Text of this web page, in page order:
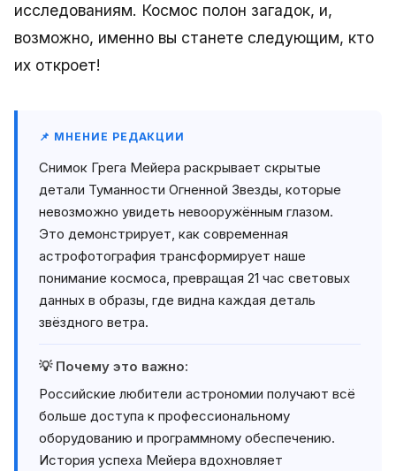
исследованиям. Космос полон загадок, и,
возможно, именно вы станете следующим, кто
их откроет!
📌 МНЕНИЕ РЕДАКЦИИ
Снимок Грега Мейера раскрывает скрытые
детали Туманности Огненной Звезды, которые
невозможно увидеть невооружённым глазом.
Это демонстрирует, как современная
астрофотография трансформирует наше
понимание космоса, превращая 21 час световых
данных в образы, где видна каждая деталь
звёздного ветра.
💡 Почему это важно:
Российские любители астрономии получают всё
больше доступа к профессиональному
оборудованию и программному обеспечению.
История успеха Мейера вдохновляет